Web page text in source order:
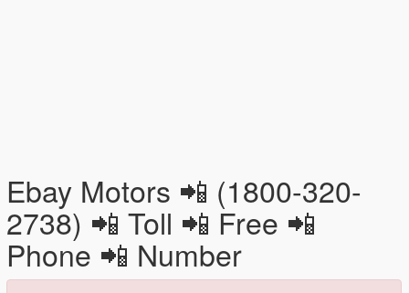
Ebay Motors 📲 (1800-320-
2738) 📲 Toll 📲 Free 📲
Phone 📲 Number